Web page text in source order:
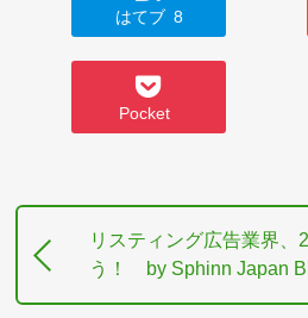
はてブ 8
Pocket
リスティング広告業界、
う！ by Sphinn Japan